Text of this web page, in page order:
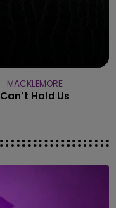
MACKLEMORE
Can't Hold Us